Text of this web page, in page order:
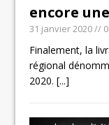
encore
31 janvier 2020//
Finalement, la
régional
2020.[...]